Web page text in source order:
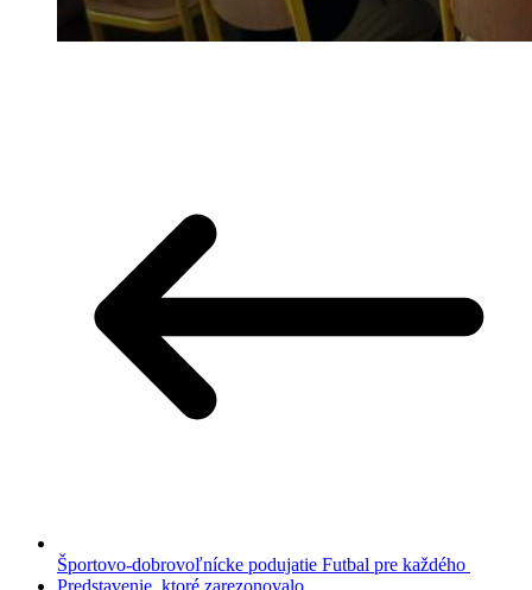
Športovo-dobrovoľnícke podujatie Futbal pre každého